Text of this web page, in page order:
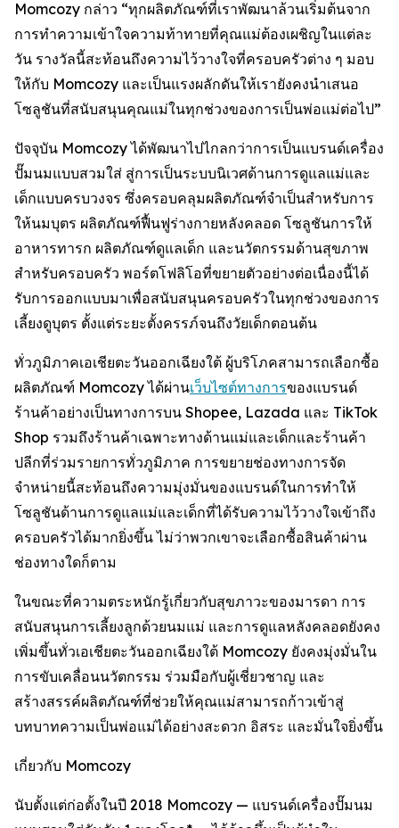
Momcozy กล่าว “ทุกผลิตภัณฑ์ที่เราพัฒนาล้วนเริ่มต้นจาก
การทำความเข้าใจความท้าทายที่คุณแม่ต้องเผชิญในแต่ละ
วัน รางวัลนี้สะท้อนถึงความไว้วางใจที่ครอบครัวต่าง ๆ มอบ
ให้กับ Momcozy และเป็นแรงผลักดันให้เรายังคงนำเสนอ
โซลูชันที่สนับสนุนคุณแม่ในทุกช่วงของการเป็นพ่อแม่ต่อไป”
ปัจจุบัน Momcozy ได้พัฒนาไปไกลกว่าการเป็นแบรนด์เครื่อง
ปั๊มนมแบบสวมใส่ สู่การเป็นระบบนิเวศด้านการดูแลแม่และ
เด็กแบบครบวงจร ซึ่งครอบคลุมผลิตภัณฑ์จำเป็นสำหรับการ
ให้นมบุตร ผลิตภัณฑ์ฟื้นฟูร่างกายหลังคลอด โซลูชันการให้
อาหารทารก ผลิตภัณฑ์ดูแลเด็ก และนวัตกรรมด้านสุขภาพ
สำหรับครอบครัว พอร์ตโฟลิโอที่ขยายตัวอย่างต่อเนื่องนี้ได้
รับการออกแบบมาเพื่อสนับสนุนครอบครัวในทุกช่วงของการ
เลี้ยงดูบุตร ตั้งแต่ระยะตั้งครรภ์จนถึงวัยเด็กตอนต้น
ทั่วภูมิภาคเอเชียตะวันออกเฉียงใต้ ผู้บริโภคสามารถเลือกซื้อ
ผลิตภัณฑ์ Momcozy ได้ผ่านเว็บไซต์ทางการของแบรนด์
ร้านค้าอย่างเป็นทางการบน Shopee, Lazada และ TikTok
Shop รวมถึงร้านค้าเฉพาะทางด้านแม่และเด็กและร้านค้า
ปลีกที่ร่วมรายการทั่วภูมิภาค การขยายช่องทางการจัด
จำหน่ายนี้สะท้อนถึงความมุ่งมั่นของแบรนด์ในการทำให้
โซลูชันด้านการดูแลแม่และเด็กที่ได้รับความไว้วางใจเข้าถึง
ครอบครัวได้มากยิ่งขึ้น ไม่ว่าพวกเขาจะเลือกซื้อสินค้าผ่าน
ช่องทางใดก็ตาม
ในขณะที่ความตระหนักรู้เกี่ยวกับสุขภาวะของมารดา การ
สนับสนุนการเลี้ยงลูกด้วยนมแม่ และการดูแลหลังคลอดยังคง
เพิ่มขึ้นทั่วเอเชียตะวันออกเฉียงใต้ Momcozy ยังคงมุ่งมั่นใน
การขับเคลื่อนนวัตกรรม ร่วมมือกับผู้เชี่ยวชาญ และ
สร้างสรรค์ผลิตภัณฑ์ที่ช่วยให้คุณแม่สามารถก้าวเข้าสู่
บทบาทความเป็นพ่อแม่ได้อย่างสะดวก อิสระ และมั่นใจยิ่งขึ้น
เกี่ยวกับ Momcozy
นับตั้งแต่ก่อตั้งในปี 2018 Momcozy — แบรนด์เครื่องปั๊มนม